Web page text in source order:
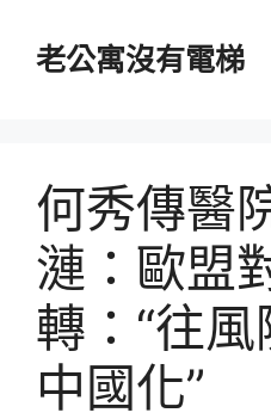
老公寓沒有電梯
何秀傳醫
漣：歐盟
轉：“往風
中國化”